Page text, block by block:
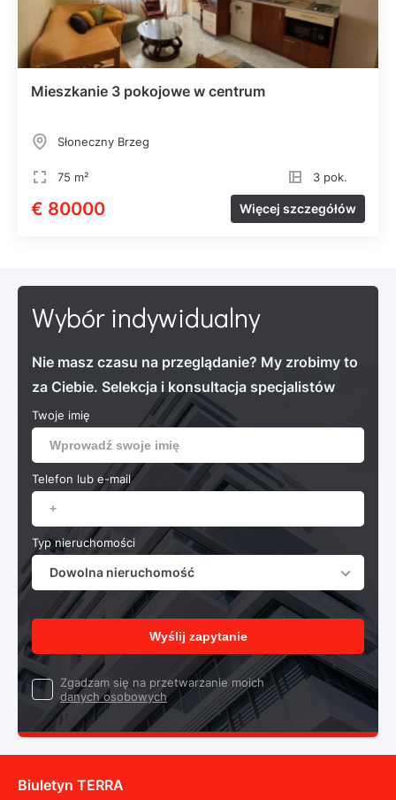
Mieszkanie 3 pokojowe w centrum
Słoneczny Brzeg
75 m² 3 pok.
€ 80000 Więcej szczegółów
Wybór indywidualny
Nie masz czasu na przeglądanie? My zrobimy to
za Ciebie. Selekcja i konsultacja specjalistów
Twoje imię
Telefon lub e-mail
Typ nieruchomości
Dowolna nieruchomość
Wyślij zapytanie
Zgadzam się na przetwarzanie moich
danych osobowych
Biuletyn TERRA